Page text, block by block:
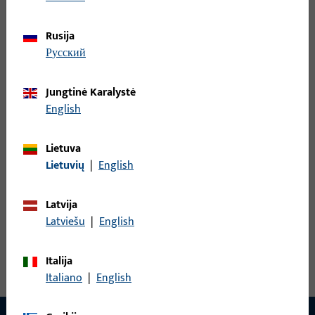
Rankenos štiftas, bendras plotis 9 mm, bendras aukštis / gylis
Rankenos štiftas, bendras plotis 9 mm, bendras aukštis / gylis
Peržiūrėti visus variantus
Rusija
русский
Jungtinė Karalystė
English
Lietuva
Lietuvių | English
Latvija
Latviešu | English
Italija
Italiano | English